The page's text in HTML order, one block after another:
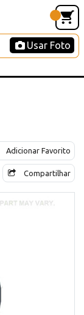
Usar Foto
Adicionar Favorito
Compartilhar